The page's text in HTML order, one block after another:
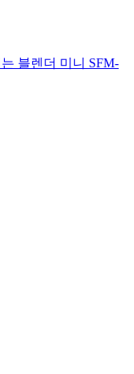
블렌더 미니 SFM-